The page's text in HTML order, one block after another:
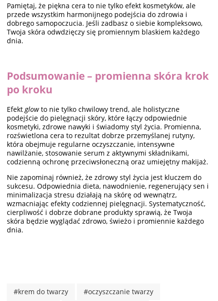
Pamiętaj, że piękna cera to nie tylko efekt kosmetyków, ale
przede wszystkim harmonijnego podejścia do zdrowia i
dobrego samopoczucia. Jeśli zadbasz o siebie kompleksowo,
Twoja skóra odwdzięczy się promiennym blaskiem każdego
dnia.
Podsumowanie – promienna skóra krok
po kroku
Efekt glowto nie tylko chwilowy trend, ale holistyczne
podejście do pielęgnacji skóry, które łączy odpowiednie
kosmetyki, zdrowe nawyki i świadomy styl życia. Promienna,
rozświetlona cera to rezultat dobrze przemyślanej rutyny,
która obejmuje regularne oczyszczanie, intensywne
nawilżanie, stosowanie serum z aktywnymi składnikami,
codzienną ochronę przeciwsłoneczną oraz umiejętny makijaż.
Nie zapominaj również, że zdrowy styl życia jest kluczem do
sukcesu. Odpowiednia dieta, nawodnienie, regenerujący sen i
minimalizacja stresu działają na skórę od wewnątrz,
wzmacniając efekty codziennej pielęgnacji. Systematyczność,
cierpliwość i dobrze dobrane produkty sprawią, że Twoja
skóra będzie wyglądać zdrowo, świeżo i promiennie każdego
dnia.
#krem do twarzy
#oczyszczanie twarzy